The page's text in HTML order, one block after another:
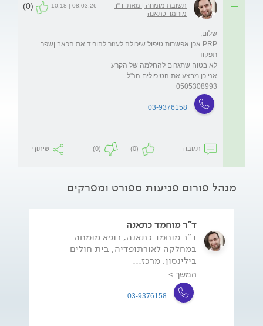
תשובת מומחה | מאת: ד"ר
מוחמד כתאנה
08.03.26 | 10:18
(0)
PRP אכן אפשרות טיפול שיכולה לעזור להוריד את הכאב ןשפר
0505308993
03-9376158
תגובה (0)
(0) שיתוף
מנהל פורום פגיעות ספורט ומפרקים
ד"ר מוחמד כתאנה
ד"ר מוחמד כתאנה, רופא מומחה
במחלקה לאורתופדיה, בית חולים
בילינסון, מרכז...
המשך >
03-9376158